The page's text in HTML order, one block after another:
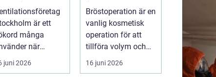
för frisk
inomhus
är ett
många
när
juni 2026
klinik i
Stockholm
Bröstoperation är en
vanlig kosmetisk
operation för att
tillföra volym och
skapa...
16 juni 2026
där
ena
i